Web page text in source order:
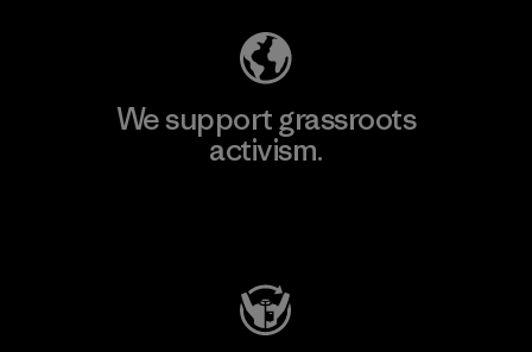
We support grassroots
activism.